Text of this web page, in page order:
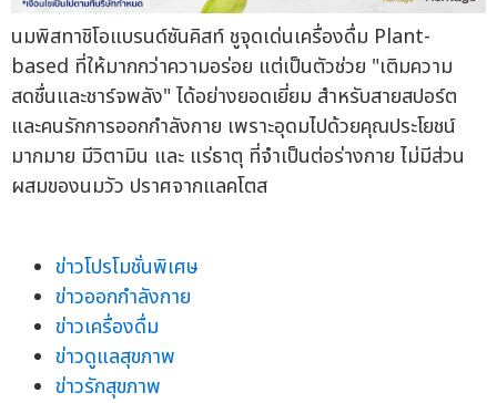
นมพิสทาชิโอแบรนด์ซันคิสท์ ชูจุดเด่นเครื่องดื่ม Plant-
based ที่ให้มากกว่าความอร่อย แต่เป็นตัวช่วย "เติมความ
สดชื่นและชาร์จพลัง" ได้อย่างยอดเยี่ยม สำหรับสายสปอร์ต
และคนรักการออกกำลังกาย เพราะอุดมไปด้วยคุณประโยชน์
มากมาย มีวิตามิน และ แร่ธาตุ ที่จำเป็นต่อร่างกาย ไม่มีส่วน
ผสมของนมวัว ปราศจากแลคโตส
ข่าวโปรโมชั่นพิเศษ
ข่าวออกกำลังกาย
ข่าวเครื่องดื่ม
ข่าวดูแลสุขภาพ
ข่าวรักสุขภาพ